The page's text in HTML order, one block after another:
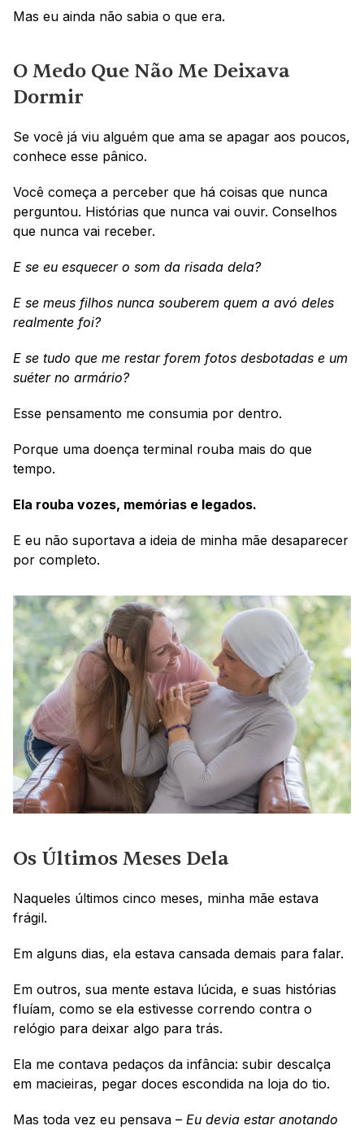
Mas eu ainda não sabia o que era.
O Medo Que Não Me Deixava
Dormir
Se você já viu alguém que ama se apagar aos poucos,
conhece esse pânico.
Você começa a perceber que há coisas que nunca
perguntou. Histórias que nunca vai ouvir. Conselhos
que nunca vai receber.
E se eu esquecer o som da risada dela?
E se meus filhos nunca souberem quem a avó deles
realmente foi?
E se tudo que me restar forem fotos desbotadas e um
suéter no armário?
Esse pensamento me consumia por dentro.
Porque uma doença terminal rouba mais do que
tempo.
Ela rouba vozes, memórias e legados.
E eu não suportava a ideia de minha mãe desaparecer
por completo.
Os Últimos Meses Dela
Naqueles últimos cinco meses, minha mãe estava
frágil.
Em alguns dias, ela estava cansada demais para falar.
Em outros, sua mente estava lúcida, e suas histórias
fluíam, como se ela estivesse correndo contra o
relógio para deixar algo para trás.
Ela me contava pedaços da infância: subir descalça
em macieiras, pegar doces escondida na loja do tio.
Mas toda vez eu pensava – Eu devia estar anotando